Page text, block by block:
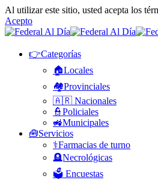
Al utilizar este sitio, usted acepta los
Acepto
👉Categorías
🏠Locales
🏘️Provinciales
🇦🇷 Nacionales
👮Policiales
🚜Municipales
🧰Servicios
⚕️Farmacias de turno
🪦Necrológicas
🗳️ Encuestas